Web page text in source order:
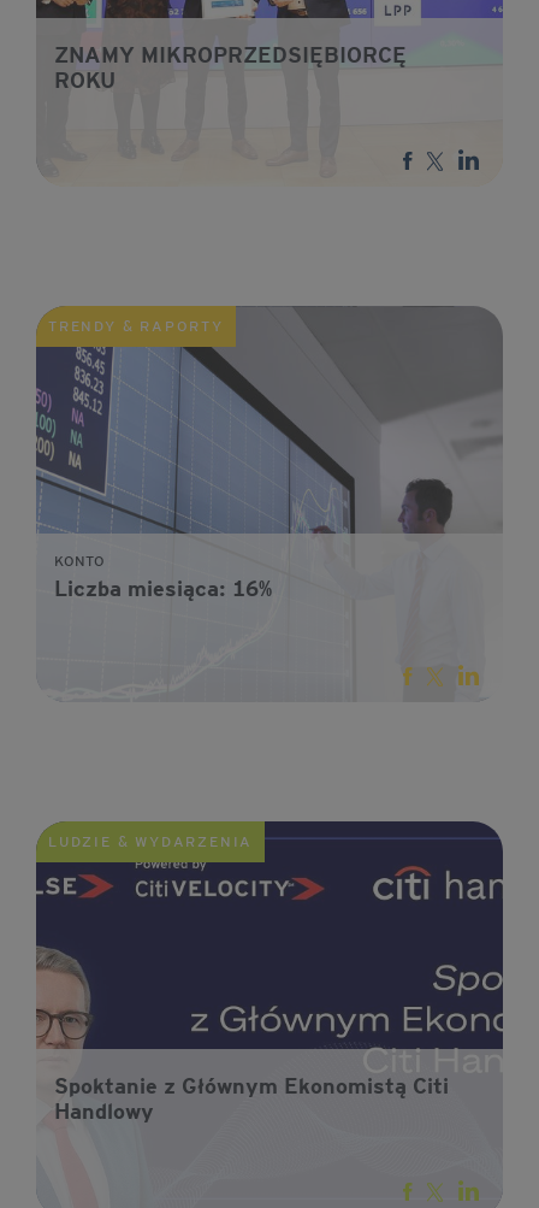
ZNAMY MIKROPRZEDSIĘBIORCĘ
ROKU
TRENDY & RAPORTY
KONTO
Liczba miesiąca: 16%
LUDZIE & WYDARZENIA
Spoktanie z Głównym Ekonomistą Citi
Handlowy